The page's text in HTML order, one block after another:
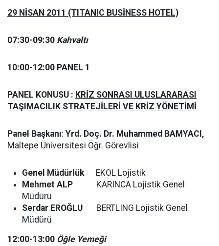
29 NİSAN 2011 (TITANIC BUSİNESS HOTEL)
07:30-09:30 Kahvaltı
10:00-12:00 PANEL 1
PANEL KONUSU : KRİZ SONRASI ULUSLARARASI
TAŞIMACILIK STRATEJİLERİ VE KRİZ YÖNETİMİ
Panel Başkanı: Yrd. Doç. Dr. Muhammed BAMYACI,
Maltepe Üniversitesi Öğr. Görevlisi
Genel Müdürlük
EKOL Lojistik
Mehmet ALP
KARINCA Lojistik Genel
Müdürü
Serdar EROĞLU
BERTLING Lojistik Genel
Müdürü
12:00-13:00 Öğle Yemeği